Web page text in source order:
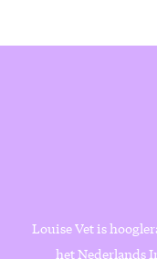
Louise Vet is
het Nederlands